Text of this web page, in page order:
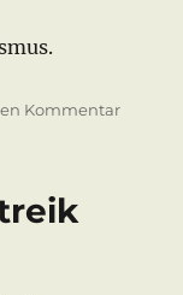
Kommentarzu